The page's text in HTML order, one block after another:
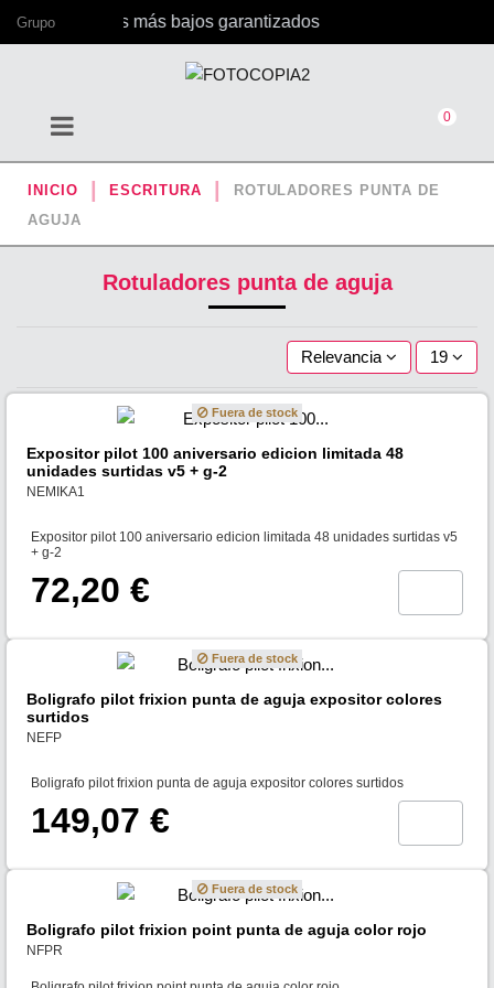
Grupolos precios más bajos garantizados
0
INICIO ESCRITURA
ROTULADORES PUNTA DE
AGUJA
Rotuladores punta de aguja
Relevancia 19
Fuera de stock
Expositor pilot 100 aniversario edicion limitada 48
unidades surtidas v5 + g-2
NEMIKA1
Expositor pilot 100 aniversario edicion limitada 48 unidades surtidas v5
+ g-2
72,20 €
Fuera de stock
Boligrafo pilot frixion punta de aguja expositor colores
surtidos
NEFP
Boligrafo pilot frixion punta de aguja expositor colores surtidos
149,07 €
Fuera de stock
Boligrafo pilot frixion point punta de aguja color rojo
NFPR